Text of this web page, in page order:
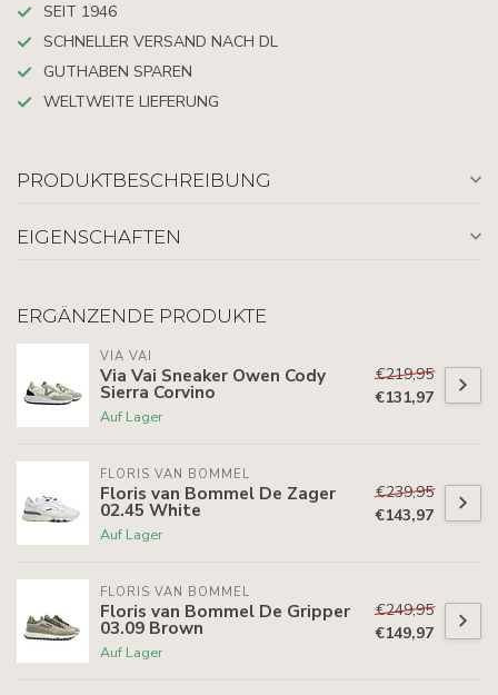
SEIT 1946
SCHNELLER VERSAND NACH DL
GUTHABEN SPAREN
WELTWEITE LIEFERUNG
PRODUKTBESCHREIBUNG
EIGENSCHAFTEN
ERGÄNZENDE PRODUKTE
VIA VAI
Via Vai Sneaker Owen Cody
Sierra Corvino
Auf Lager
€219,95
€131,97
FLORIS VAN BOMMEL
Floris van Bommel De Zager
02.45 White
Auf Lager
€239,95
€143,97
FLORIS VAN BOMMEL
Floris van Bommel De Gripper
03.09 Brown
Auf Lager
€249,95
€149,97